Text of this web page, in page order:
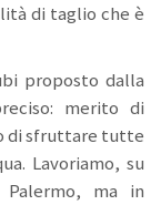
di taglio che è
proposto dalla
merito di
di sfruttare tutte
Lavoriamo, su
Palermo, ma in